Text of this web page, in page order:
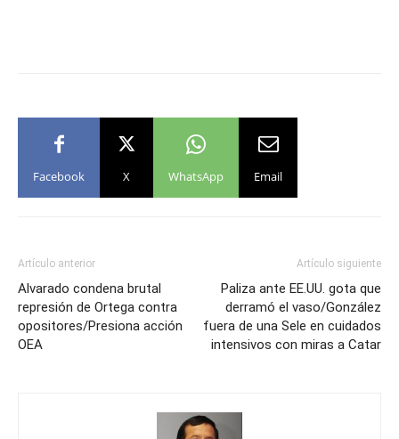
Facebook X WhatsApp Email
Artículo anterior
Alvarado condena brutal
represión de Ortega contra
opositores/Presiona acción
OEA
Artículo siguiente
Paliza ante EE.UU. gota que
derramó el vaso/González
fuera de una Sele en cuidados
intensivos con miras a Catar